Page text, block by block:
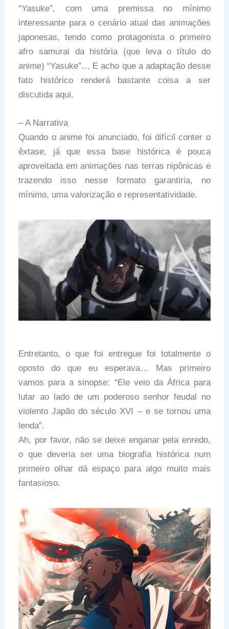
“Yasuke”, com uma premissa no mínimo
interessante para o cenário atual das animações
japonesas, tendo como protagonista o primeiro
afro samurai da história (que leva o título do
anime) “Yasuke”… E acho que a adaptação desse
fato histórico renderá bastante coisa a ser
discutida aqui.
– A Narrativa
Quando o anime foi anunciado, foi difícil conter o
êxtase, já que essa base histórica é pouca
aproveitada em animações nas terras nipônicas e
trazendo isso nesse formato garantiria, no
mínimo, uma valorização e representatividade.
Entretanto, o que foi entregue foi totalmente o
oposto do que eu esperava… Mas primeiro
vamos para a sinopse: “Ele veio da África para
lutar ao lado de um poderoso senhor feudal no
violento Japão do século XVI – e se tornou uma
lenda”.
Ah, por favor, não se deixe enganar pela enredo,
o que deveria ser uma biografia histórica num
primeiro olhar dá espaço para algo muito mais
fantasioso.